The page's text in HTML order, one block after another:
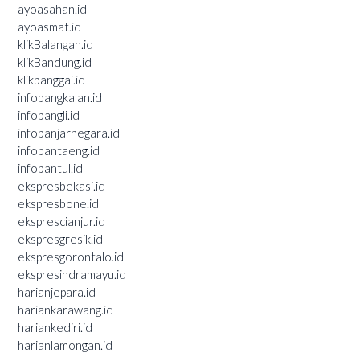
ayoasahan.id
ayoasmat.id
klikBalangan.id
klikBandung.id
klikbanggai.id
infobangkalan.id
infobangli.id
infobanjarnegara.id
infobantaeng.id
infobantul.id
ekspresbekasi.id
ekspresbone.id
eksprescianjur.id
ekspresgresik.id
ekspresgorontalo.id
ekspresindramayu.id
harianjepara.id
hariankarawang.id
hariankediri.id
harianlamongan.id